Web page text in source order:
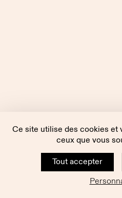
Ce site utilise des cookies et
ceux que vous
Tout accepter